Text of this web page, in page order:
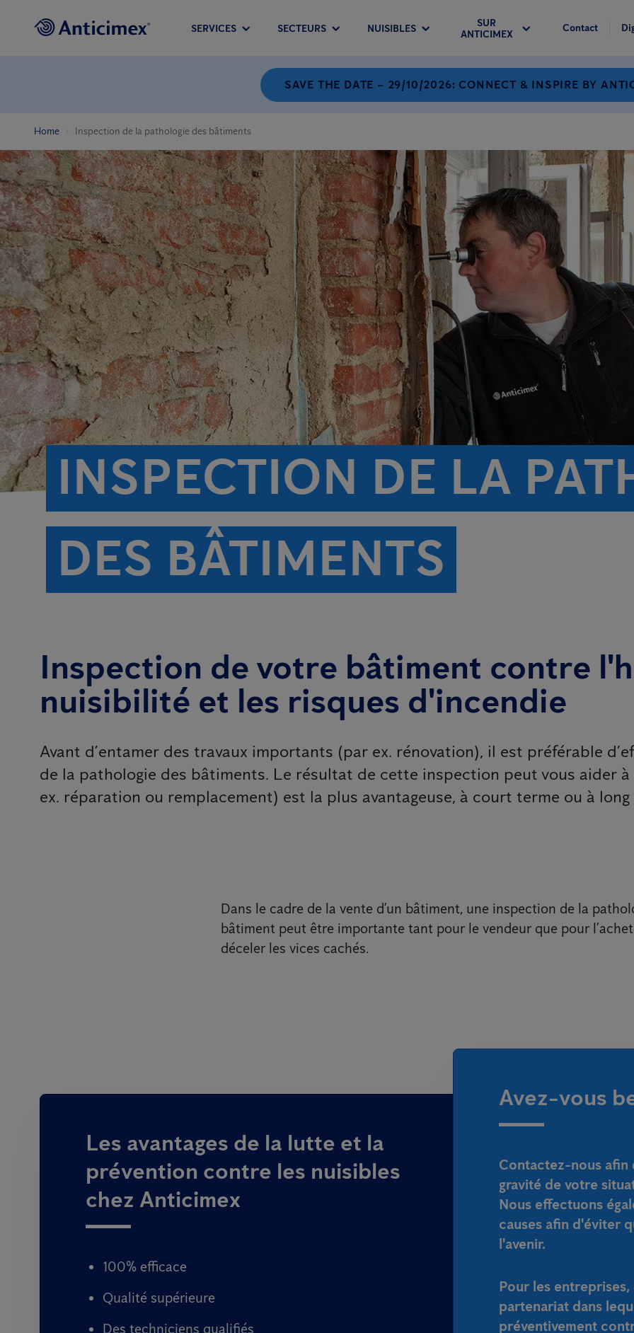
SERVICES SECTEURS NUISIBLES
SUR
ANTICIMEX
Contact
SAVE THE DATE – 29/10/2026: CONNECT & INSPIRE BY
Home Inspection de la pathologie des bâtiments
INSPECTION DE LA
DES BÂTIMENTS
Inspection de votre bâtiment contre
nuisibilité et les risques d'incendie
Avant d’entamer des travaux importants (par ex. rénovation), il est préférable
de la pathologie des bâtiments. Le résultat de cette inspection peut vous aider
ex. réparation ou remplacement) est la plus avantageuse, à court terme ou à long
Dans le cadre de la vente d’un bâtiment, une inspection de la
bâtiment peut être importante tant pour le vendeur que pour
déceler les vices cachés.
Les avantages de la lutte et la
prévention contre les nuisibles
chez Anticimex
100% efficace
Qualité supérieure
Des techniciens qualifiés
Avez-vous
Contactez-nous afin
gravité de votre
Nous effectuons
causes afin d'éviter
l'avenir.
Pour les
partenariat dans
préventivement